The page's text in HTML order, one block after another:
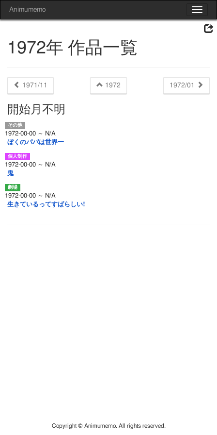
Toggle
Animumemo
1972年 作品一覧
1971/11 1972 1972/01
開始月不明
1972-00-00 ～ N/A
ぼくのパパは世界一
1972-00-00 ～ N/A
鬼
1972-00-00 ～ N/A
生きているってすばらしい!
Copyright © Animumemo. All rights reserved.